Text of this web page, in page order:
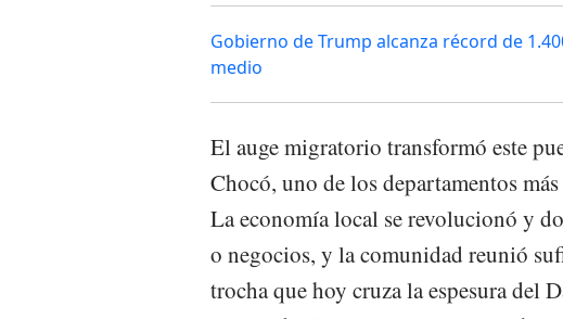
Gobierno de Trump alcanza récord de
medio
El auge migratorio transformó este
Chocó, uno de los departamentos
La economía local se revolucionó y
o negocios, y la comunidad reunió
trocha que hoy cruza la espesura del